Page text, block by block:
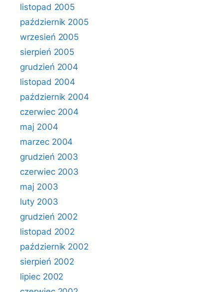
listopad 2005
październik 2005
wrzesień 2005
sierpień 2005
grudzień 2004
listopad 2004
październik 2004
czerwiec 2004
maj 2004
marzec 2004
grudzień 2003
czerwiec 2003
maj 2003
luty 2003
grudzień 2002
listopad 2002
październik 2002
sierpień 2002
lipiec 2002